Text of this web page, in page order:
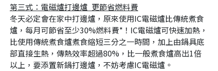
第三式：電磁爐打邊爐 更節省燃料費
冬天必定會在家中打邊爐，原來使用IC電磁爐比傳統煮食
爐，每月可節省至少30%燃料費*！IC電磁爐可快速加熱，
比使用傳統煮食爐煮食縮短三分之一時間，加上由鍋具底
部直接生熱，傳熱效率超過80%，比一般煮食爐高出1倍
以上，要添置新鍋打邊爐，不妨考慮IC電磁爐。